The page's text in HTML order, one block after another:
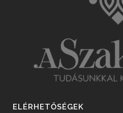
ELÉRHETŐSÉGEK